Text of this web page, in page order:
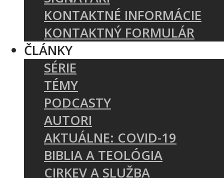
KONTAKTNÉ INFORMÁCIE
KONTAKTNÝ FORMULÁR
ČLÁNKY
SÉRIE
TÉMY
PODCASTY
AUTORI
AKTUÁLNE: COVID-19
BIBLIA A TEOLÓGIA
CIRKEV A SLUŽBA